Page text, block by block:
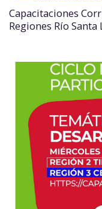
Capacitaciones
Regiones Río